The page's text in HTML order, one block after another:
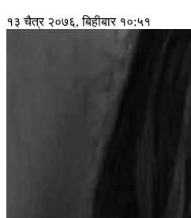
१३ चैत्र २०७६, बिहीबार १०:५१